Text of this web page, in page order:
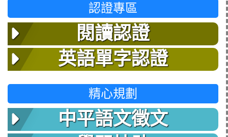
認證專區
閱讀認證
英語單字認證
精心規劃
中平語文徵文